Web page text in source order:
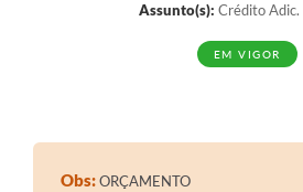
Assunto(s): Crédito Adic.
EM VIGOR
Obs:ORÇAMENTO